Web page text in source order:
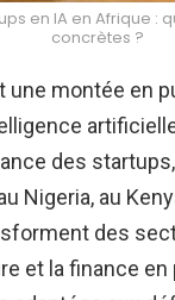
en IA en Afrique :
concrètes ?
une montée en
des
Nigeria, au
des
et la finance